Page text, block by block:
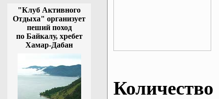
"Клуб Активного
Отдыха" организует
пеший поход
по Байкалу, хребет
Хамар-Дабан
Количество